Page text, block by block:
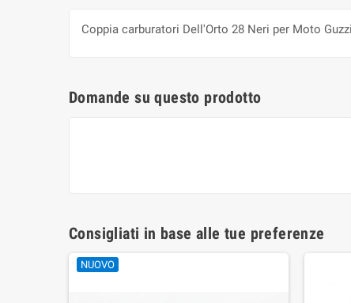
Coppia carburatori Dell'Orto 28 Neri per Moto
Domande su questo prodotto
Consigliati in base alle tue preferenze
NUOVO